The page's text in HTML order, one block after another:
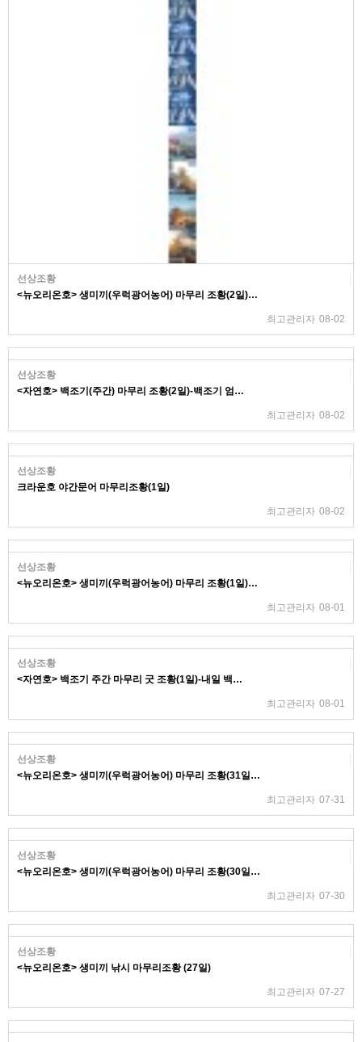
선상조황
<뉴오리온호> 생미끼(우럭광어농어) 마무리 조황(2일)…
최고관리자 08-02
선상조황
<자연호> 백조기(주간) 마무리 조황(2일)-백조기 엄…
최고관리자 08-02
선상조황
크라운호 야간문어 마무리조황(1일)
최고관리자 08-02
선상조황
<뉴오리온호> 생미끼(우럭광어농어) 마무리 조황(1일)…
최고관리자 08-01
선상조황
<자연호> 백조기 주간 마무리 굿 조황(1일)-내일 백…
최고관리자 08-01
선상조황
<뉴오리온호> 생미끼(우럭광어농어) 마무리 조황(31일…
최고관리자 07-31
선상조황
<뉴오리온호> 생미끼(우럭광어농어) 마무리 조황(30일…
최고관리자 07-30
선상조황
<뉴오리온호> 생미끼 낚시 마무리조황 (27일)
최고관리자 07-27